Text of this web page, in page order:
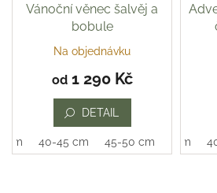
Vánoční věnec šalvěj a
bobule
Na objednávku
od1 290 Kč
DETAIL
cm 40-45 cm 45-50 cm35-40 cm